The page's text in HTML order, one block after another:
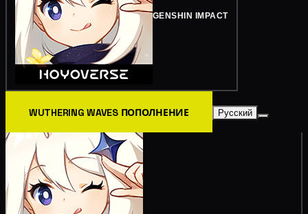
GENSHIN IMPACT
WUTHERING WAVES ПОПОЛНЕНИЕ Русский